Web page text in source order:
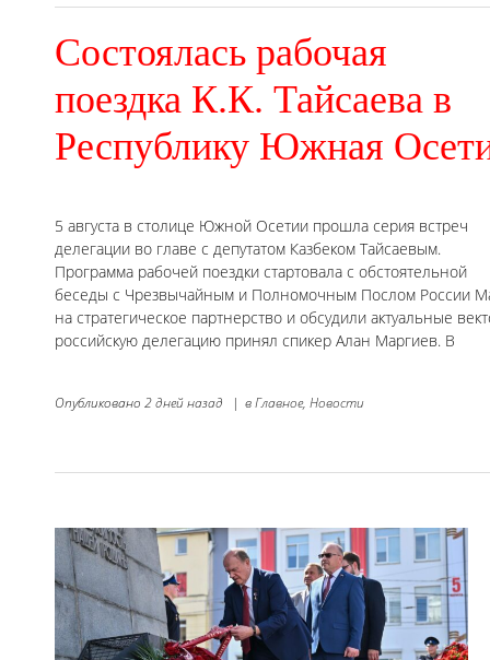
Состоялась рабочая
поездка К.К. Тайсаева в
Республику Южная
5 августа в столице Южной Осетии прошла серия встреч
делегации во главе с депутатом Казбеком Тайсаевым.
Программа рабочей поездки стартовала с обстоятельной
беседы с Чрезвычайным и Полномочным Послом России
на стратегическое партнерство и обсудили актуальные
российскую делегацию принял спикер Алан Маргиев. В
Опубликовано 2 дней назад | вГлавное, Новости